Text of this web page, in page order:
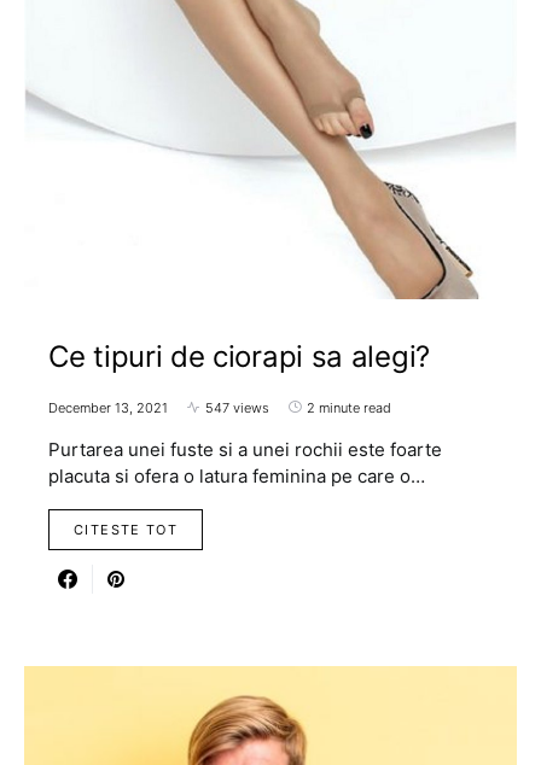
Ce tipuri de ciorapi sa alegi?
December 13, 2021 547 views 2 minute read
Purtarea unei fuste si a unei rochii este foarte
placuta si ofera o latura feminina pe care o…
CITESTE TOT